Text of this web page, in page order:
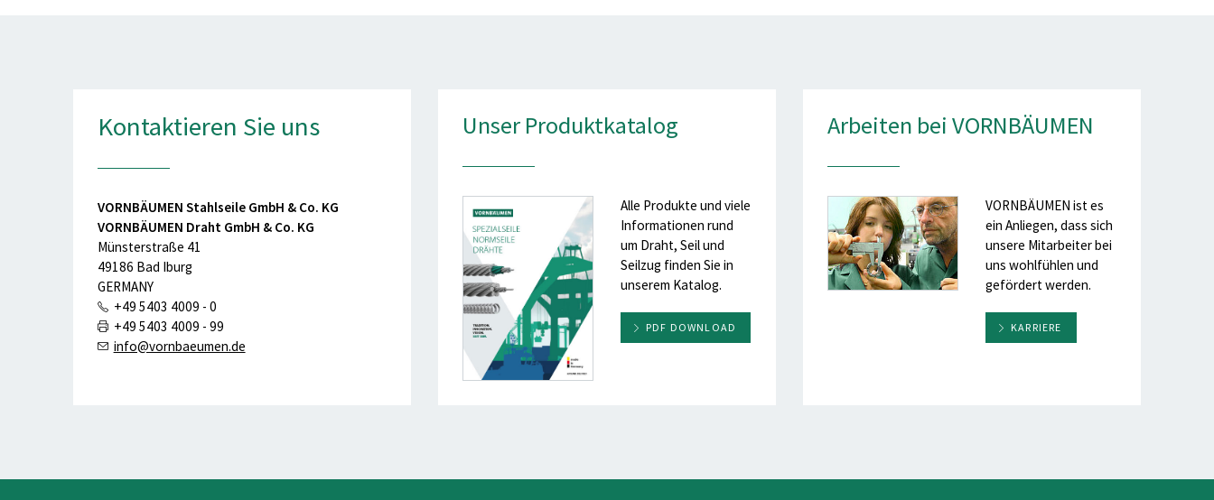
Kontaktieren Sie uns
VORNBÄUMEN Stahlseile GmbH & Co. KG
VORNBÄUMEN Draht GmbH & Co. KG
Münsterstraße 41
49186 Bad Iburg
GERMANY
+49 5403 4009 - 0
+49 5403 4009 - 99
info@vornbaeumen.de
Unser Produktkatalog
Alle Produkte und viele
Informationen rund
um Draht, Seil und
Seilzug finden Sie in
unserem Katalog.
PDF DOWNLOAD
Arbeiten bei VORNBÄUMEN
VORNBÄUMEN ist es
ein Anliegen, dass sich
unsere Mitarbeiter bei
uns wohlfühlen und
gefördert werden.
KARRIERE